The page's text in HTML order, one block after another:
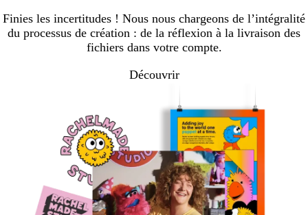
Finies les incertitudes ! Nous nous chargeons de l’intégralité
du processus de création : de la réflexion à la livraison des
fichiers dans votre compte.
Découvrir